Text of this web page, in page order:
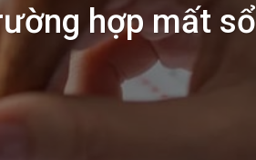
hợp mất sổ